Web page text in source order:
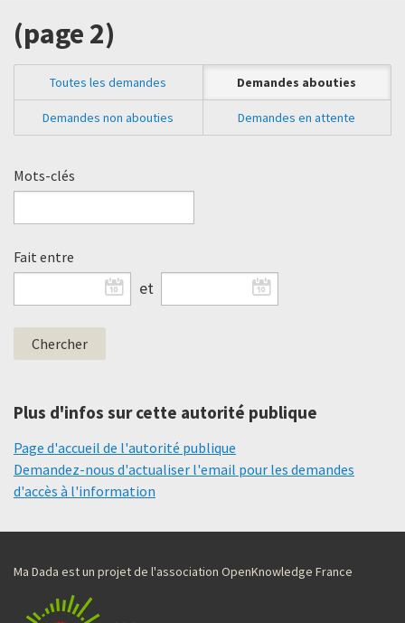
(page 2)
Toutes les demandes Demandes abouties
Demandes non abouties Demandes en attente
Mots-clés
Fait entre
et
Plus d'infos sur cette autorité publique
Page d'accueil de l'autorité publique
Demandez-nous d'actualiser l'email pour les demandes
d'accès à l'information
Ma Dada est un projet de l'association OpenKnowledge France